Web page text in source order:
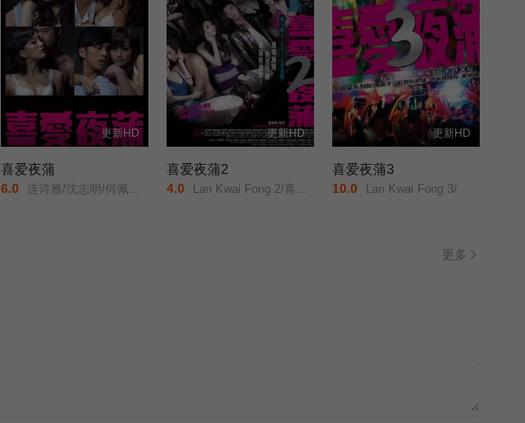
更新HD
喜爱夜蒲
6.0 连诗雅/沈志明/何佩瑜/陈柏宇/
更新HD
喜爱夜蒲2
4.0 Lan Kwai Fong 2/喜爱夜蒲二/
更新HD
喜爱夜蒲3
10.0 Lan Kwai Fong 3/
更多